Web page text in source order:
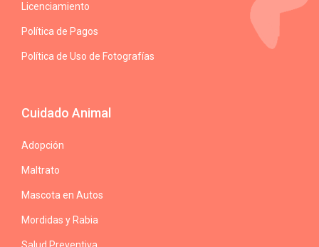
Licenciamiento
Política de Pagos
Política de Uso de Fotografías
Cuidado Animal
Adopción
Maltrato
Mascota en Autos
Mordidas y Rabia